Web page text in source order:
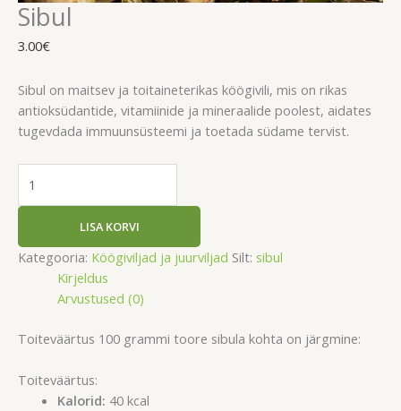
Sibul
3.00€
Sibul on maitsev ja toitaineterikas köögivili, mis on rikas
antioksüdantide, vitamiinide ja mineraalide poolest, aidates
tugevdada immuunsüsteemi ja toetada südame tervist.
LISA KORVI
Kategooria: Köögiviljad ja juurviljad Silt: sibul
Kirjeldus
Arvustused (0)
Toiteväärtus 100 grammi toore sibula kohta on järgmine:
Toiteväärtus:
Kalorid: 40 kcal